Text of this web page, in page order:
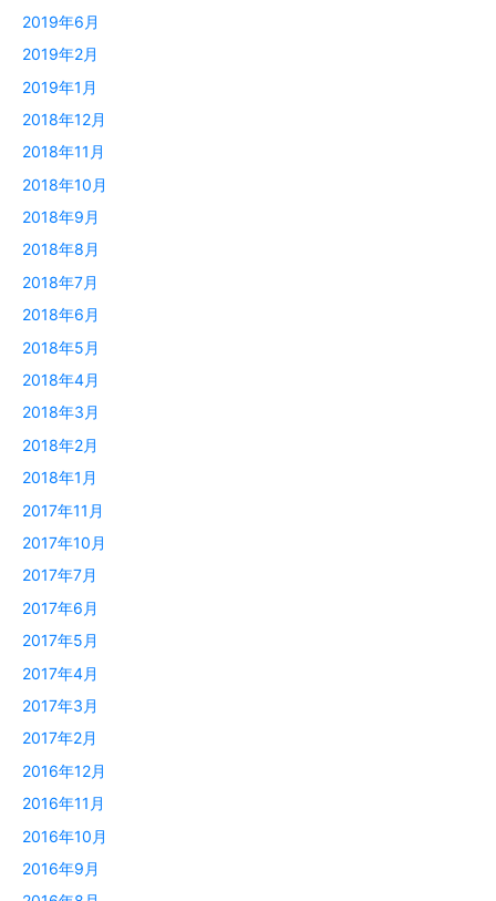
2019年6月
2019年2月
2019年1月
2018年12月
2018年11月
2018年10月
2018年9月
2018年8月
2018年7月
2018年6月
2018年5月
2018年4月
2018年3月
2018年2月
2018年1月
2017年11月
2017年10月
2017年7月
2017年6月
2017年5月
2017年4月
2017年3月
2017年2月
2016年12月
2016年11月
2016年10月
2016年9月